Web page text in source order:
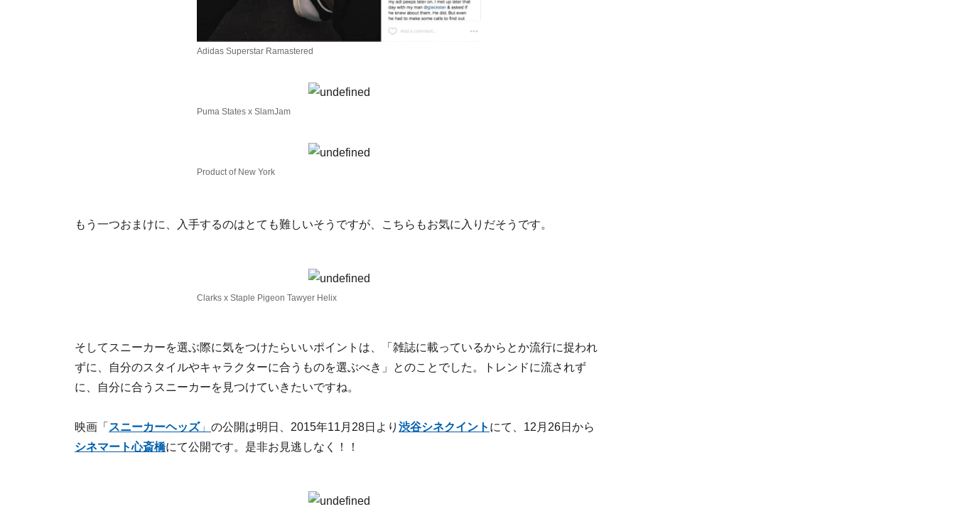
Adidas Superstar Ramastered
Puma States x SlamJam
Product of New York
もう一つおまけに、入手するのはとても難しいそうですが、こちらもお気に入りだそうです。
Clarks x Staple Pigeon Tawyer Helix
そしてスニーカーを選ぶ際に気をつけたらいいポイントは、「雑誌に載っているからとか流行に捉われ
ずに、自分のスタイルやキャラクターに合うものを選ぶべき」とのことでした。トレンドに流されず
に、自分に合うスニーカーを見つけていきたいですね。
映画「 スニーカーヘッズ」 の公開は明日、2015年11月28日より 渋谷シネクイント にて、12月26日から
シネマート心斎橋にて公開です。是非お見逃しなく！！